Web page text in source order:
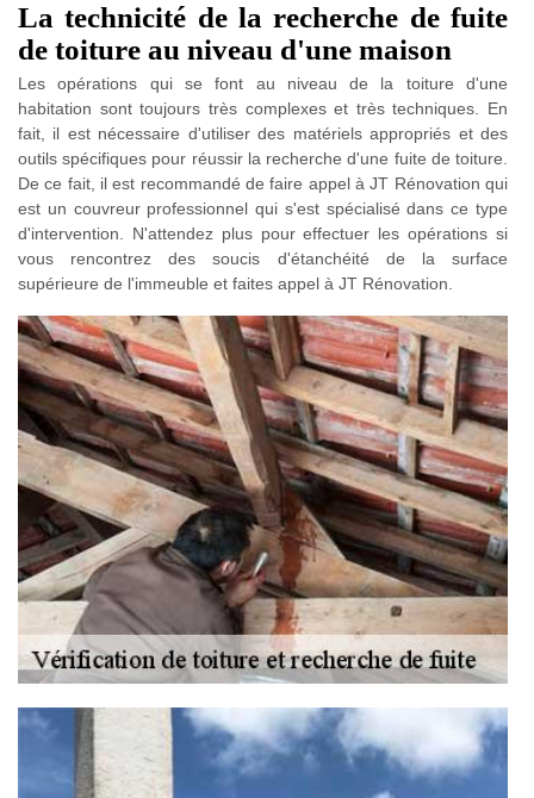
La technicité de la recherche de fuite
de toiture au niveau d'une maison
Les opérations qui se font au niveau de la toiture d'une
habitation sont toujours très complexes et très techniques. En
fait, il est nécessaire d'utiliser des matériels appropriés et des
outils spécifiques pour réussir la recherche d'une fuite de toiture.
De ce fait, il est recommandé de faire appel à JT Rénovation qui
est un couvreur professionnel qui s'est spécialisé dans ce type
d'intervention. N'attendez plus pour effectuer les opérations si
vous rencontrez des soucis d'étanchéité de la surface
supérieure de l'immeuble et faites appel à JT Rénovation.